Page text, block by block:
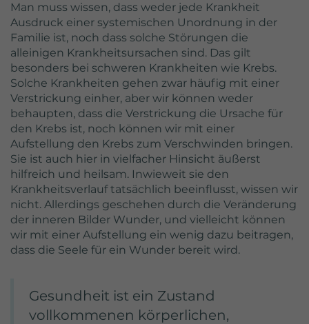
Man muss wissen, dass weder jede Krankheit
Ausdruck einer systemischen Unordnung in der
Familie ist, noch dass solche Störungen die
alleinigen Krankheitsursachen sind. Das gilt
besonders bei schweren Krankheiten wie Krebs.
Solche Krankheiten gehen zwar häufig mit einer
Verstrickung einher, aber wir können weder
behaupten, dass die Verstrickung die Ursache für
den Krebs ist, noch können wir mit einer
Aufstellung den Krebs zum Verschwinden bringen.
Sie ist auch hier in vielfacher Hinsicht äußerst
hilfreich und heilsam. Inwieweit sie den
Krankheitsverlauf tatsächlich beeinflusst, wissen wir
nicht. Allerdings geschehen durch die Veränderung
der inneren Bilder Wunder, und vielleicht können
wir mit einer Aufstellung ein wenig dazu beitragen,
dass die Seele für ein Wunder bereit wird.
Gesundheit ist ein Zustand
vollkommenen körperlichen,
Anbieter Google Analytics
Laufzeit 2 Jahre
Zweck
Wird von Google Analytics verwendet,
um wiederkehrende Besucher zu
unterscheiden und anonymisierte
Statistiken über die Nutzung der
Website zu erstellen.